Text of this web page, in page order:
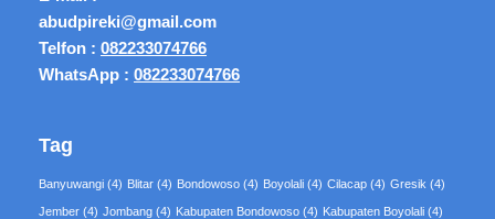
abudpireki@gmail.com
Telfon : 082233074766
WhatsApp : 082233074766
Tag
Banyuwangi (4) Blitar (4) Bondowoso (4) Boyolali (4) Cilacap (4) Gresik (4)
Jember (4) Jombang (4) Kabupaten Bondowoso (4) Kabupaten Boyolali (4)